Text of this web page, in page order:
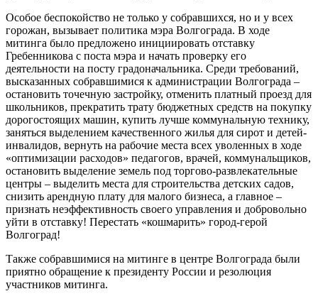
Особое беспокойство не только у собравшихся, но и у всех
горожан, вызывает политика мэра Волгограда. В ходе
митинга было предложено инициировать отставку
Гребенникова с поста мэра и начать проверку его
деятельности на посту градоначальника. Среди требований,
высказанных собравшимися к администрации Волгограда –
остановить точечную застройку, отменить платный проезд для
школьников, прекратить трату бюджетных средств на покупку
дорогостоящих машин, купить лучше коммунальную технику,
заняться выделением качественного жилья для сирот и детей-
инвалидов, вернуть на рабочие места всех уволенных в ходе
«оптимизации расходов» педагогов, врачей, коммунальщиков,
остановить выделение земель под торгово-развлекательные
центры – выделить места для строительства детских садов,
снизить арендную плату для малого бизнеса, а главное –
признать неэффективность своего управления и добровольно
уйти в отставку! Перестать «кошмарить» город-герой
Волгоград!
Также собравшимися на митинге в центре Волгограда были
приятно обращение к президенту России и резолюция
участников митинга.